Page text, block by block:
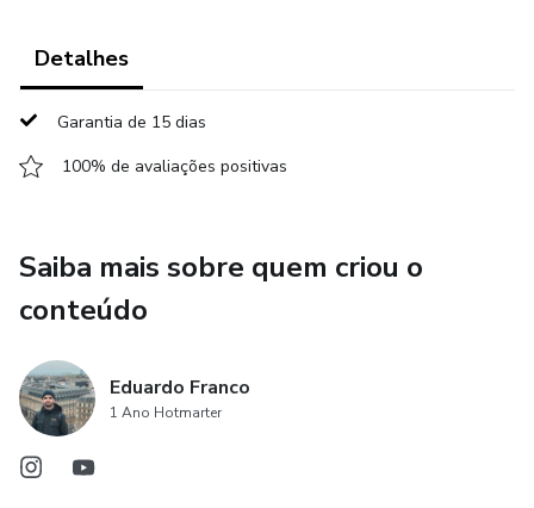
Detalhes
Garantia de 15 dias
100% de avaliações positivas
Saiba mais sobre quem criou o
conteúdo
Eduardo Franco
1 Ano Hotmarter